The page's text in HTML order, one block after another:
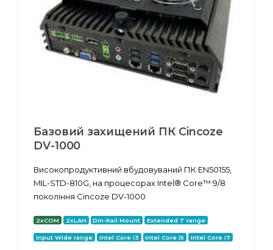
Базовий захищений ПК Cincoze
DV-1000
Високопродуктивний вбудовуваний ПК EN50155,
MIL-STD-810G, на процесорах Intel® Core™ 9/8
покоління Cincoze DV-1000
2xCOM 2xLAN Din-Rail Mount Extended T range
Input Wide range Intel Core i3 Intel Core i5 Intel Core i7